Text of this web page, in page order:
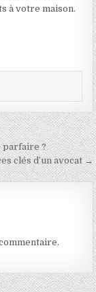
à votre maison.
parfaire ?
clés d’un avocat →